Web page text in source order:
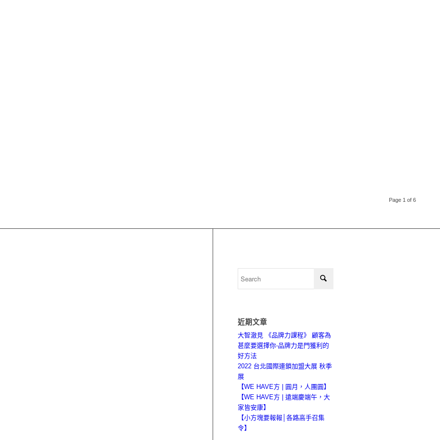
Page 1 of 6
近期文章
大智澈見 《品牌力課程》 顧客為
甚麼要選擇你-品牌力是門獲利的
好方法
2022 台北國際連鎖加盟大展 秋季
展
【WE HAVE方 | 圓月，人團圓】
【WE HAVE方 | 遠端慶端午，大
家皆安康】
【小方塊要報報│各路高手召集
令】